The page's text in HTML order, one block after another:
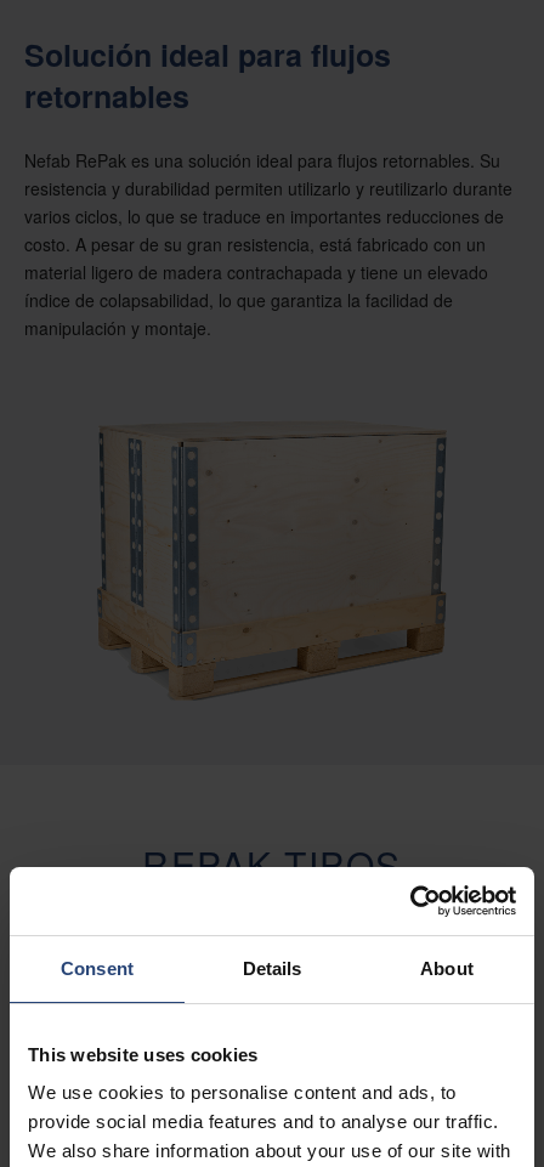
Consent Details About
This website uses cookies
We use cookies to personalise content and ads, to
provide social media features and to analyse our traffic.
We also share information about your use of our site with
Solución ideal para flujos
retornables
Nefab RePak es una solución ideal para flujos retornables. Su
resistencia y durabilidad permiten utilizarlo y reutilizarlo durante
varios ciclos, lo que se traduce en importantes reducciones de
costo. A pesar de su gran resistencia, está fabricado con un
material ligero de madera contrachapada y tiene un elevado
índice de colapsabilidad, lo que garantiza la facilidad de
manipulación y montaje.
REPAK TIPOS
Qué RePak se adapta a tu flujo
y puede adaptarse a sus necesidades en cuanto a
tamaño, accesorios y funciones. Lea más abajo o
póngase en contacto con nosotros hoy mismo para
obtener más información sobre nuestra gama